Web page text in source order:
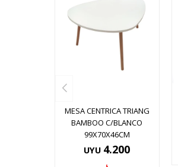
MESA CENTRICA TRIANG
BAMBOO C/BLANCO
99X70X46CM
UYU 4.200